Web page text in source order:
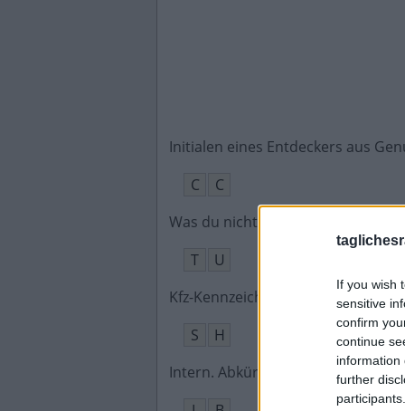
If you wish
sensitive
confirm
continue
information
further
Initialen eines Entdeckers aus
C
C
Was du nicht willst, das man dir __
T
U
Kfz-Kennzeichen Schleswig-
S
H
Intern. Abkürzung für das